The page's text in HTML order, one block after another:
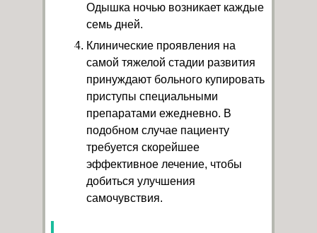
Одышка ночью возникает каждые
семь дней.
Клинические проявления на
самой тяжелой стадии развития
принуждают больного купировать
приступы специальными
препаратами ежедневно. В
подобном случае пациенту
требуется скорейшее
эффективное лечение, чтобы
добиться улучшения
самочувствия.